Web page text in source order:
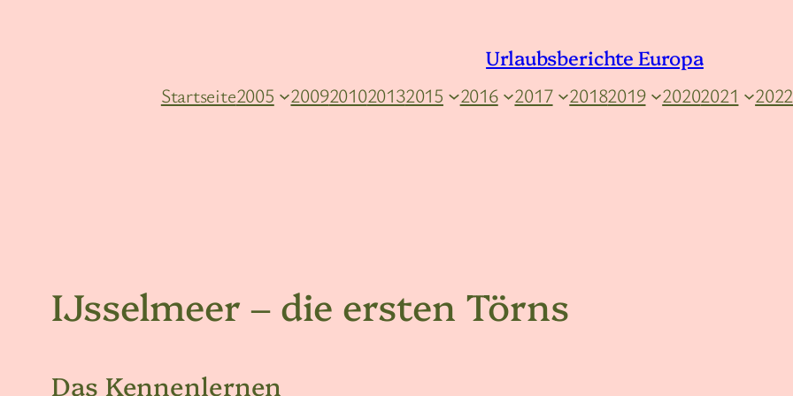
Urlaubsberichte Europa
Startseite2005 2009201020132015 2016 2017 20182019 20202021 2022
IJsselmeer – die ersten Törns
Das Kennenlernen